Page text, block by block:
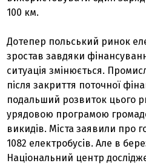
100 км.
Дотепер польський ринок
зростав завдяки
ситуація змінюється.
після закриття поточної
подальший розвиток цього
урядовою програмою
викидів. Міста заявили про
1082 електробусів. Але в
Національний центр